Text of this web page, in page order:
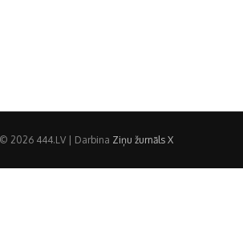
2026 444.LV | Darbina Ziņu žurnāls X